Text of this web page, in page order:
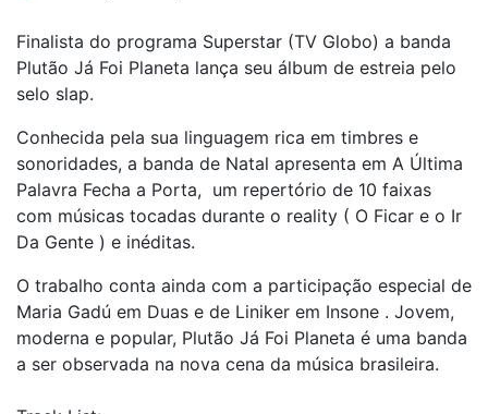
Finalista do programa Superstar (TV Globo) a banda
Plutão Já Foi Planeta lança seu álbum de estreia pelo
selo slap.
Conhecida pela sua linguagem rica em timbres e
sonoridades, a banda de Natal apresenta em A Última
Palavra Fecha a Porta, um repertório de 10 faixas
com músicas tocadas durante o reality ( O Ficar e o Ir
Da Gente ) e inéditas.
O trabalho conta ainda com a participação especial de
Maria Gadú em Duas e de Liniker em Insone . Jovem,
moderna e popular, Plutão Já Foi Planeta é uma banda
a ser observada na nova cena da música brasileira.